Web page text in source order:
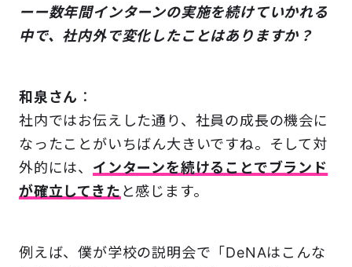
ーー数年間インターンの実施を続けていかれる
中で、社内外で変化したことはありますか？
和泉さん ：
社内ではお伝えした通り、社員の成長の機会に
なったことがいちばん大きいですね。そして対
外的には、 インターンを続けることでブランド
が確立してきた と感じます。
例えば、僕が学校の説明会で「DeNAはこんな